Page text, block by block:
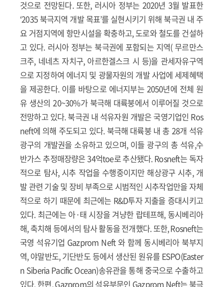
것으로 전망된다. 또한, 러시아 정부는 2020년 3월 발표한
‘2035 북극지역 개발 목표’를 실현시키기 위해 북극권 내 주
요 거점지역에 항만시설을 확충하고, 도로와 철도를 건설하
고 있다. 러시아 정부는 북극권에 포함되는 지역( 무르만스
크주, 네네츠 자치구, 아르한겔스크 시 등)을 관세자유구역
으로 지정하여 에너지 및 광물자원의 개발 사업에 세제혜택
을 제공한다. 이를 바탕으로 에너지부는 2050년에 전체 원
유 생산의 20~30%가 북극해 대륙붕에서 이루어질 것으로
전망하고 있다. 북극권 내 석유자원 개발은 국영기업인 Ros
neft에 의해 주도되고 있다. 북극해 대륙붕 내 총 28개 석유
광구의 개발권을 소유하고 있으며, 이들 광구의 총 석유,수
반가스 추정매장량은 34억toe로 추산됐다. Rosneft는 독자
적으로 탐사, 시추 작업을 수행중이지만 해상광구 시추, 개
발 관련 기술 및 장비 부족으로 시범적인 시추작업만을 자체
적으로 하기 때문에 최근에는 R&D투자 지출을 증대시키고
있다. 최근에는 아·태 시장을 겨냥한 랍테프해, 동시베리아
해, 축치해 등에서의 탐사 활동을 전개했다. 또한, Rosneft는
국영 석유기업 Gazprom Neft 와 함께 동시베리아 북부지
역, 야말반도, 기단반도 등에서 생산된 원유를 ESPO(Easter
n Siberia Pacific Ocean)송유관을 통해 중국으로 수출하고
있다. 한편, Gazprom의 석유부문인 Gazprom Neft는 북극